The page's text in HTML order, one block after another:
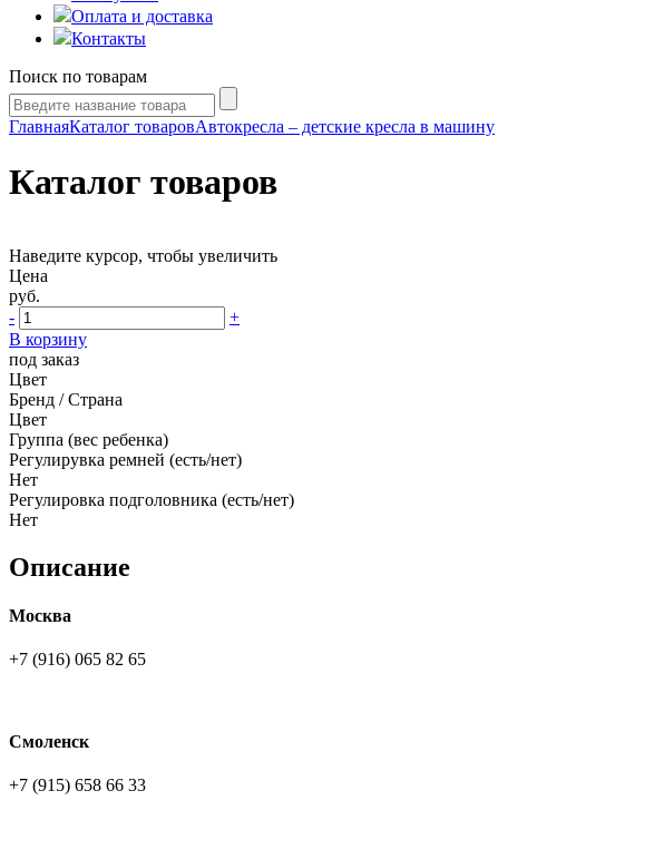
Оплата и доставка
Контакты
Поиск по товарам
ГлавнаяКаталог товаровАвтокресла – детские кресла в машину
Каталог товаров
Наведите курсор, чтобы увеличить
Цена
руб.
-
+
В корзину
под заказ
Цвет
Бренд / Страна
Цвет
Группа (вес ребенка)
Регулирувка ремней (есть/нет)
Нет
Регулировка подголовника (есть/нет)
Нет
Описание
Москва
+7 (916) 065 82 65
Смоленск
+7 (915) 658 66 33